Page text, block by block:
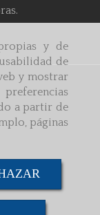
y de
de
y mostrar
a partir de
páginas